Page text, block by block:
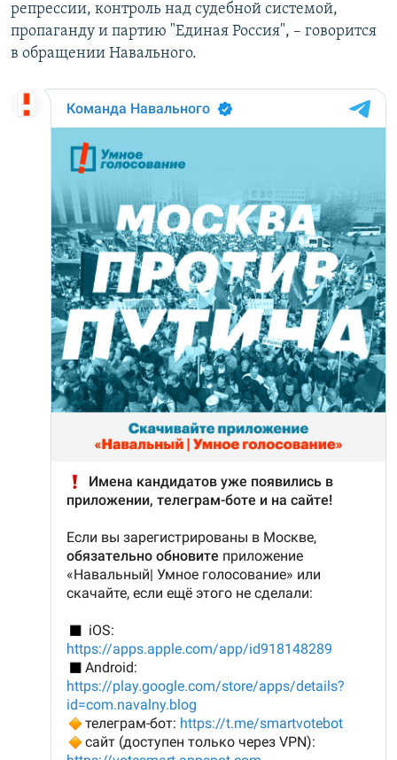
репрессии, контроль над судебной системой,
пропаганду и партию "Единая Россия", – говорится
в обращении Навального.